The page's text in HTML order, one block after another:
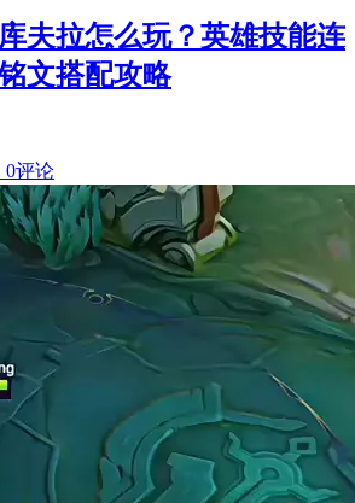
夫拉怎么玩？英雄技能连
文搭配攻略
0评论